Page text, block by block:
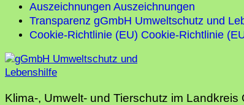
Auszeichnungen Auszeichnungen
Transparenz gGmbH Umweltschutz und
Cookie-Richtlinie (EU) Cookie-Richtlinie
Klima-, Umwelt- und Tierschutz im Landkreis